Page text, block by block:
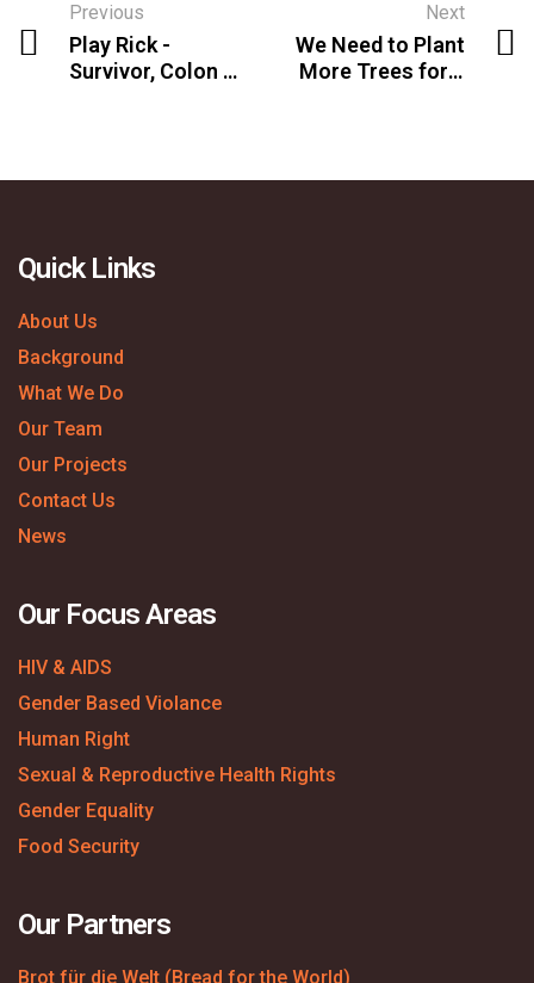
Previous
Play Rick -
Survivor, Colon &
Next
We Need to Plant
More Trees for a
Quick Links
About Us
Background
What We Do
Our Team
Our Projects
Contact Us
News
Our Focus Areas
HIV & AIDS
Gender Based Violance
Human Right
Sexual & Reproductive Health Rights
Gender Equality
Food Security
Our Partners
Brot für die Welt (Bread for the World)